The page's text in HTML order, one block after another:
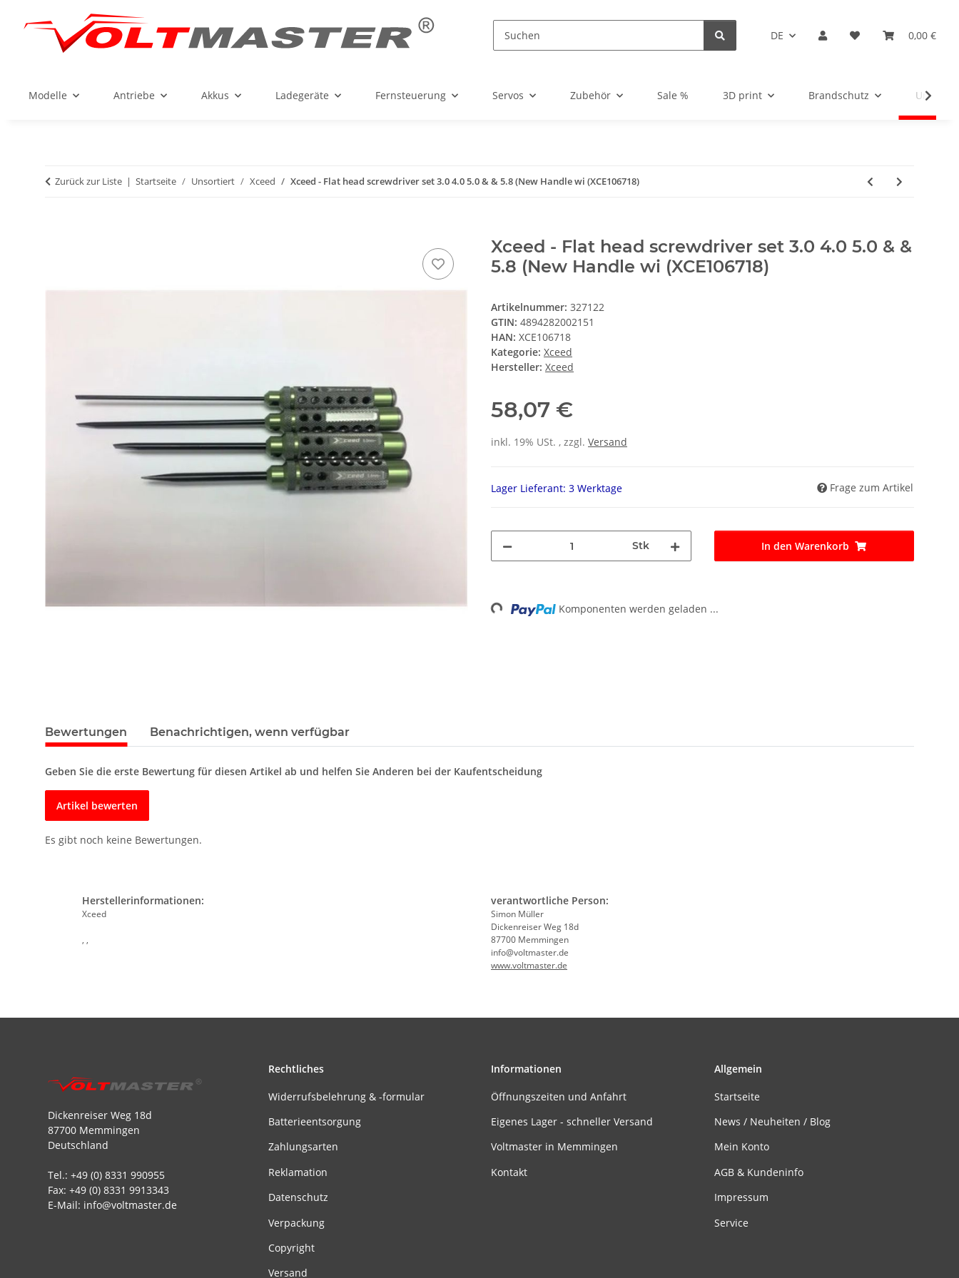
DE 0,00 €
Modelle Antriebe Akkus Ladegeräte Fernsteuerung Servos Zubehör Sale % 3D print Brandschutz
Zurück zur Liste Startseite Unsortiert Xceed Xceed - Flat head screwdriver set 3.0 4.0 5.0 & & 5.8 (New Handle wi (XCE106718)
Xceed - Flat head screwdriver set 3.0 4.0 5.0 & &
5.8 (New Handle wi (XCE106718)
Artikelnummer: 327122
GTIN: 4894282002151
HAN: XCE106718
Kategorie: Xceed
Hersteller: Xceed
58,07 €
inkl. 19% USt. , zzgl. Versand
Lager Lieferant: 3 Werktage Frage zum Artikel
Stk In den Warenkorb
Loading... Komponenten werden geladen ...
Bewertungen Benachrichtigen, wenn verfügbar
Geben Sie die erste Bewertung für diesen Artikel ab und helfen Sie Anderen bei der Kaufentscheidung
Artikel bewerten
Es gibt noch keine Bewertungen.
Herstellerinformationen:
Xceed
, ,
verantwortliche Person:
Simon Müller
Dickenreiser Weg 18d
87700 Memmingen
info@voltmaster.de
www.voltmaster.de
Dickenreiser Weg 18d
87700 Memmingen
Deutschland
Tel.: +49 (0) 8331 990955
Fax: +49 (0) 8331 9913343
E-Mail: info@voltmaster.de
Rechtliches
Widerrufsbelehrung & -formular
Batterieentsorgung
Zahlungsarten
Reklamation
Datenschutz
Verpackung
Copyright
Versand
Informationen
Öffnungszeiten und Anfahrt
Eigenes Lager - schneller Versand
Voltmaster in Memmingen
Kontakt
Allgemein
Startseite
News / Neuheiten / Blog
Mein Konto
AGB & Kundeninfo
Impressum
Service